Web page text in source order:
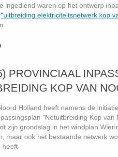
ingediend waren op het ontwerp
"uitbreiding elektriciteitsnetwerk kop
PROVINCIAAL
KOP VAN
Holland heeft namens de
"Netuitbreiding Kop
zijn grondslag in het windplan
maar ook het bestaande netwerk
heeft